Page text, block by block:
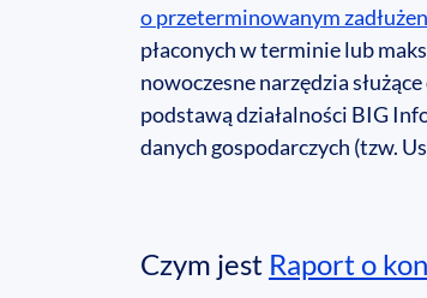
o przeterminowanym
płaconych w terminie lub
nowoczesne narzędzia
podstawą działalności BIG
danych gospodarczych (tzw.
Czym jest Raport o